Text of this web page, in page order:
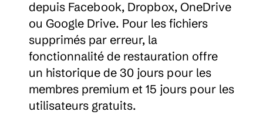
depuis Facebook, Dropbox, OneDrive
ou Google Drive. Pour les fichiers
supprimés par erreur, la
fonctionnalité de restauration offre
un historique de 30 jours pour les
membres premium et 15 jours pour les
utilisateurs gratuits.